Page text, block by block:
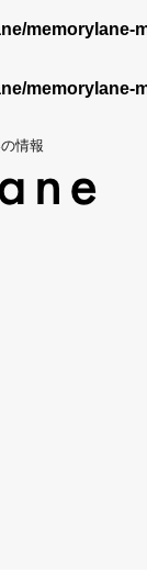
memorylane-
memorylane-
情報